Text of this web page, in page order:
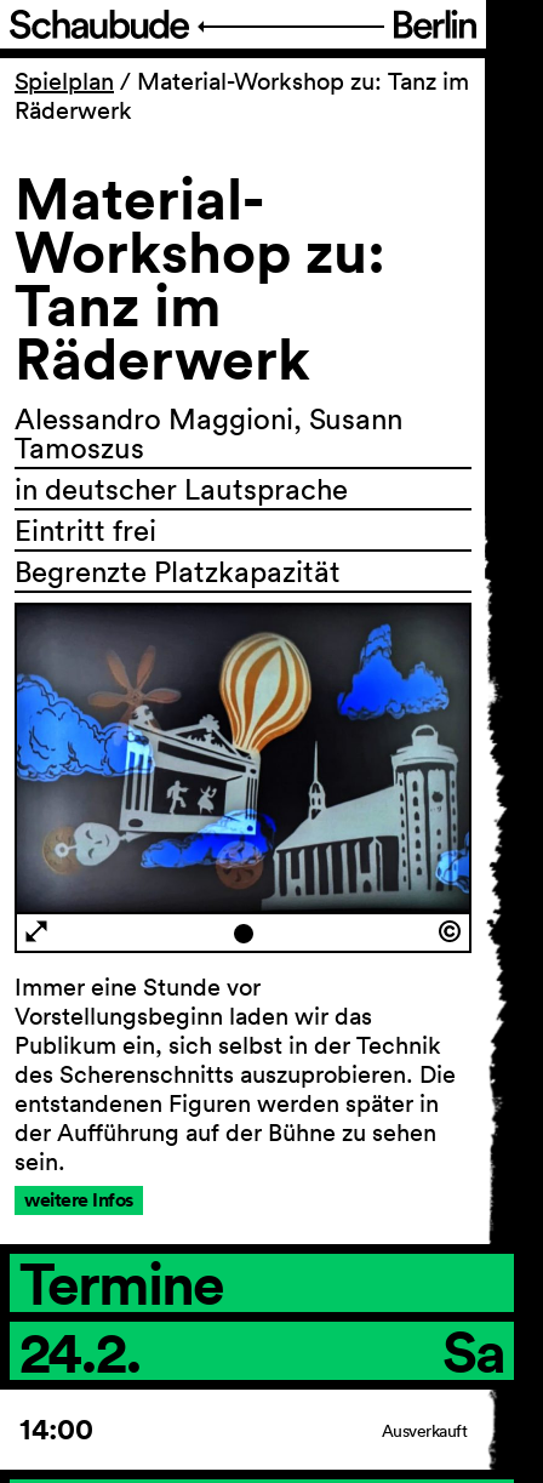
Programm
Ticket
Barrierefreiheit
Über uns
AGB
Impressum
Datenschutz
Barrierefreiheitserklärung
Spielplan / Material-Workshop zu: Tanz im
Räderwerk
Material-
Workshop zu:
Tanz im
Räderwerk
Alessandro Maggioni, Susann
Tamoszus
in deutscher Lautsprache
Eintritt frei
Begrenzte Platzkapazität
Immer eine Stunde vor
Vorstellungsbeginn laden wir das
Publikum ein, sich selbst in der Technik
des Scherenschnitts auszuprobieren. Die
entstandenen Figuren werden später in
der Aufführung auf der Bühne zu sehen
sein.
weitere Infos
Termine
24.2.
Sa
14:00 Ausverkauft